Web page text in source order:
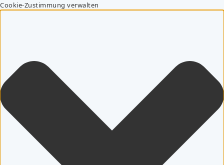
Cookie-Zustimmung verwalten